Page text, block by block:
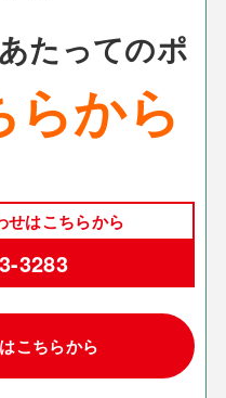
たってのポ
らから
せはこちらから
3283
こちらから